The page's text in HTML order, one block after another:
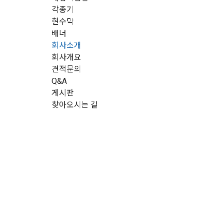
각종기
현수막
배너
회사소개
회사개요
견적문의
Q&A
게시판
찾아오시는 길